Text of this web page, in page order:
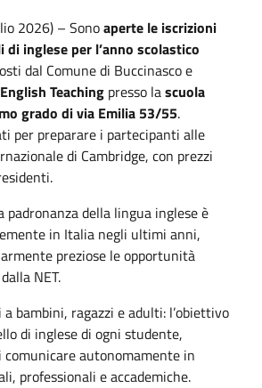
2026) – Sonoaperte le iscrizioni
di inglese per l’anno scolastico
dal Comune di Buccinasco e
Teaching presso lascuola
grado di via Emilia 53/55.
per preparare i partecipanti alle
di Cambridge, con prezzi
padronanza della lingua inglese è
in Italia negli ultimi anni,
preziose le opportunità
NET.
bambini, ragazzi e adulti: l’obiettivo
di inglese di ogni studente,
autonomamente in
professionali e accademiche.